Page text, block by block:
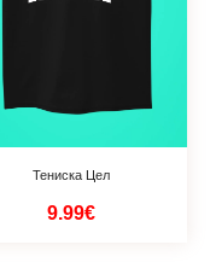
Тениска Цел
9.99€